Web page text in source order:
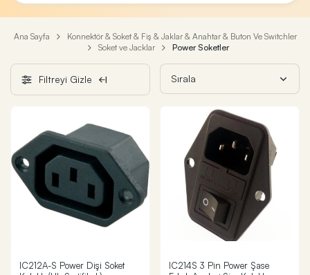
Ana Sayfa
Konnektör & Soket & Fiş & Jaklar & Anahtar & Buton Ve Switchler
Soket ve Jacklar
Power Soketler
Filtreyi Gizle
IC212A-S Power Dişi Soket
IC214S 3 Pin Power Şase